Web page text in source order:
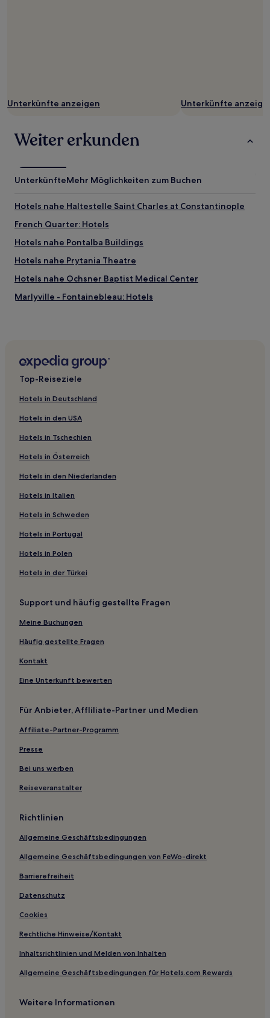
Unterkünfte anzeigen Unterkünfte
Weiter erkunden
UnterkünfteMehr Möglichkeiten zum Buchen
Hotels nahe Haltestelle Saint Charles at Constantinople
French Quarter: Hotels
Hotels nahe Pontalba Buildings
Hotels nahe Prytania Theatre
Hotels nahe Ochsner Baptist Medical Center
Marlyville - Fontainebleau: Hotels
Medical Center
Hotels nahe Cabildo
Hotels nahe Bourbon Street
Desire Area: Hotels
Hotels nahe Ochsner Extended Care Hospital
Hotels nahe Mardi Gras
Hotels nahe Haltestelle St Charles an der 1st St
Hotels nahe Café du Monde
Hotels nahe St. Charles at Felicity Haltestelle
B&B in Royal Street
Motels in Houma
Luxus nahe Royal Street
Hotels mit Parkplatz in Uptown and Carrollton District
Top-Reiseziele
Hotels in Deutschland
Hotels in den USA
Hotels in Tschechien
Hotels in Österreich
Hotels in den Niederlanden
Hotels in Italien
Hotels in Schweden
Hotels in Portugal
Hotels in Polen
Hotels in der Türkei
Support und häufig gestellte Fragen
Meine Buchungen
Häufig gestellte Fragen
Kontakt
Eine Unterkunft bewerten
Für Anbieter, Affliliate-Partner und Medien
Affiliate-Partner-Programm
Presse
Bei uns werben
Reiseveranstalter
Richtlinien
Allgemeine Geschäftsbedingungen
Allgemeine Geschäftsbedingungen von FeWo-direkt
Barrierefreiheit
Datenschutz
Cookies
Rechtliche Hinweise/Kontakt
Inhaltsrichtlinien und Melden von Inhalten
Allgemeine Geschäftsbedingungen für Hotels.com Rewards
Weitere Informationen